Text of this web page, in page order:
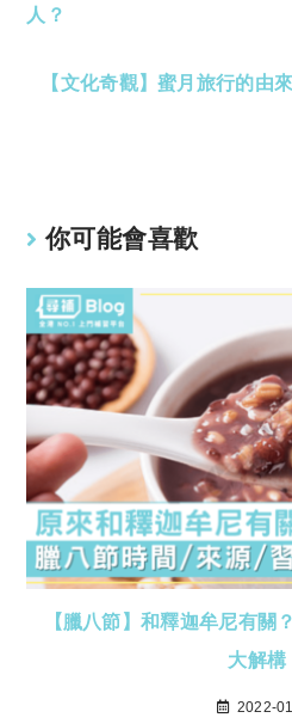
articles
人？
【文化奇觀】蜜月旅行的由
你可能會喜歡
【臘八節】和釋迦牟尼有關
大解構
2022-